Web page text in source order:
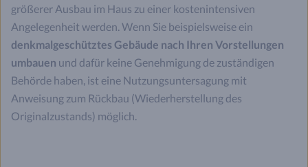
größerer Ausbau im Haus zu einer kostenintensiven
Angelegenheit werden. Wenn Sie beispielsweise ein
denkmalgeschütztes Gebäude nach Ihren Vorstellungen
umbauen und dafür keine Genehmigung de zuständigen
Behörde haben, ist eine Nutzungsuntersagung mit
Anweisung zum Rückbau (Wiederherstellung des
Originalzustands) möglich.